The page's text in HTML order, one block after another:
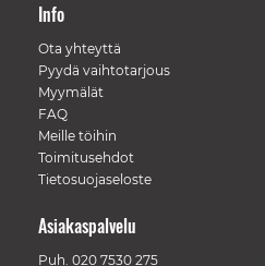
Info
Ota yhteyttä
Pyydä vaihtotarjous
Myymälät
FAQ
Meille töihin
Toimitusehdot
Tietosuojaseloste
Asiakaspalvelu
Puh. 020 7530 275